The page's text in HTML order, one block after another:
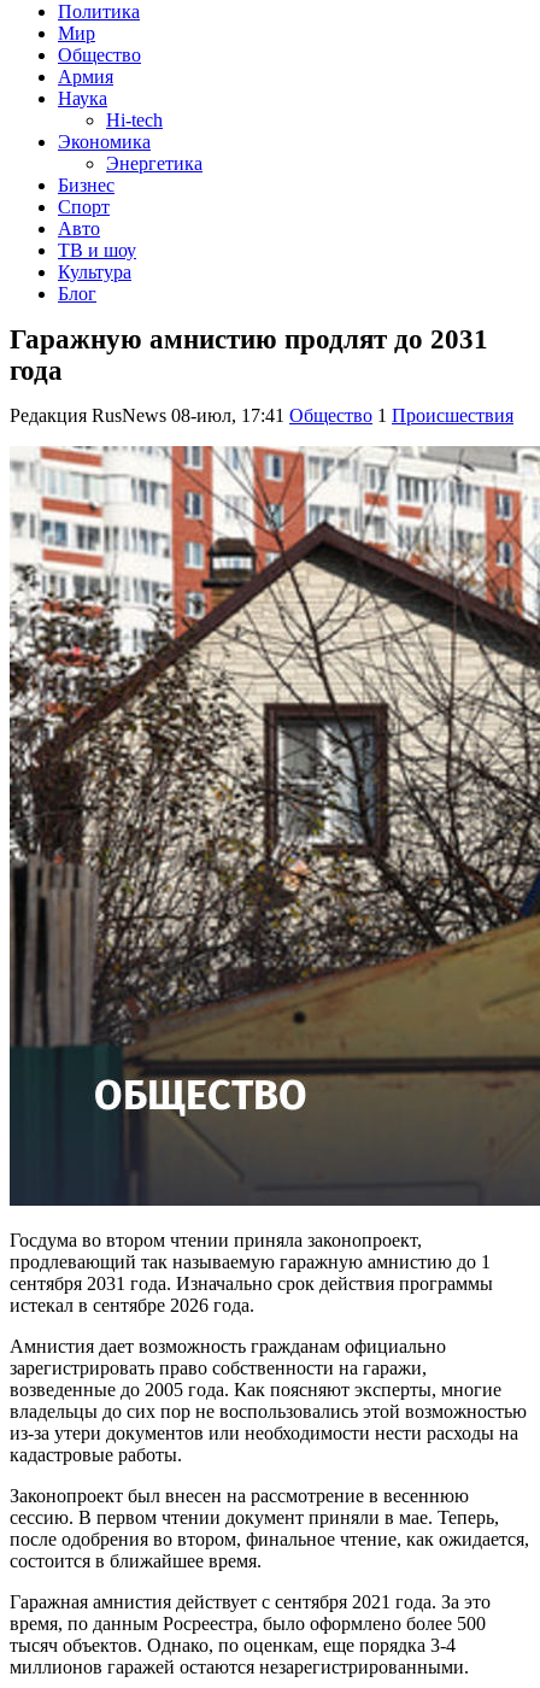
Политика
Мир
Общество
Армия
Наука
Hi-tech
Экономика
Энергетика
Бизнес
Спорт
Авто
ТВ и шоу
Культура
Блог
Гаражную амнистию продлят до 2031
года
Редакция RusNews 08-июл, 17:41 Общество 1 Происшествия
Госдума во втором чтении приняла законопроект,
продлевающий так называемую гаражную амнистию до 1
сентября 2031 года. Изначально срок действия программы
истекал в сентябре 2026 года.
Амнистия дает возможность гражданам официально
зарегистрировать право собственности на гаражи,
возведенные до 2005 года. Как поясняют эксперты, многие
владельцы до сих пор не воспользовались этой возможностью
из-за утери документов или необходимости нести расходы на
кадастровые работы.
Законопроект был внесен на рассмотрение в весеннюю
сессию. В первом чтении документ приняли в мае. Теперь,
после одобрения во втором, финальное чтение, как ожидается,
состоится в ближайшее время.
Гаражная амнистия действует с сентября 2021 года. За это
время, по данным Росреестра, было оформлено более 500
тысяч объектов. Однако, по оценкам, еще порядка 3-4
миллионов гаражей остаются незарегистрированными.